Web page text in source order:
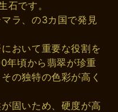
石です。
ラ、の3カ国で発見
おいて重要な役割を
年頃から翡翠が珍重
の独特の色彩が高く
固いため、硬度が高